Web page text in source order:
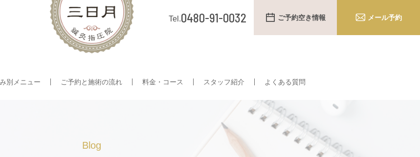
別メニュー ご予約と施術の流れ 料金・コース スタッフ紹介 よくある質問
0480-91-0032 ご予約空き情報 メール予約
Blog